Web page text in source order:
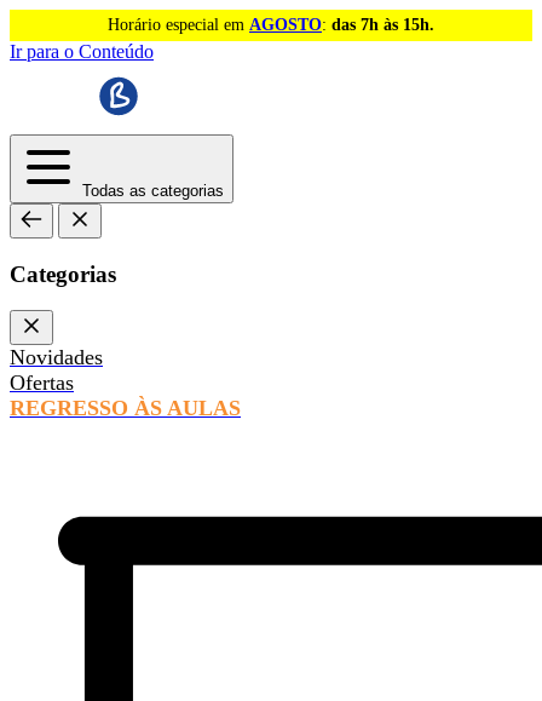
Horário especial em AGOSTO: das 7h às 15h.
Ir para o Conteúdo
Todas as categorias
Categorias
Novidades
Ofertas
REGRESSO ÀS AULAS